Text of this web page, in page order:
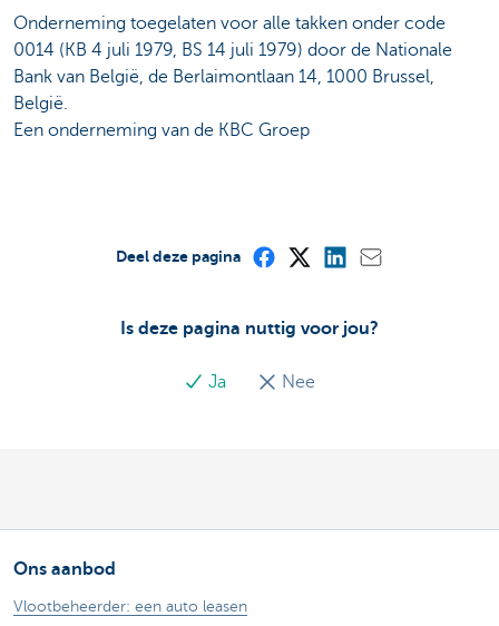
Onderneming toegelaten voor alle takken onder code
0014 (KB 4 juli 1979, BS 14 juli 1979) door de Nationale
Bank van België, de Berlaimontlaan 14, 1000 Brussel,
België.
Een onderneming van de KBC Groep
Is deze pagina nuttig voor jou?
Ja Nee
Deel deze pagina
Ons aanbod
Vlootbeheerder: een auto leasen